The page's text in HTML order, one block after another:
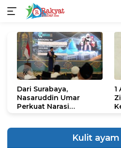
konten
«
Dari Surabaya,
Nasaruddin Umar
Perkuat Narasi
1
Kulit